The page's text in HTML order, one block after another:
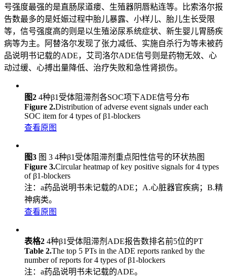
号强度最强的是直肠尿道瘘、生殖器阴唇粘连等。比索洛尔报
告数最多的是妊娠过程中胎儿暴露、小样儿、胎儿生长受限
等，信号强度高的则是以生殖泌尿系统症状、新生婴儿胃肠疾
病等为主。阿替洛尔发现了张力减低、实施自杀行为等未被药
品说明书记载的ADE，艾司洛尔ADE信号则是药物无效、心
动过缓、心搏出量降低、治疗失败和急性肾损伤。
图2 4种β1受体阻滞剂各SOC项下ADE信号分布
Figure 2.Distribution of adverse event signals under each
SOC item for 4 types of β1-blockers
查看原图
图3 图 3 4种β1受体阻滞剂重点阳性信号的环状热图
Figure 3.Circular heatmap of key positive signals for 4 types
of β1-blockers
注：a药品说明书未记载的ADE；A.心脏器官疾病；B.精
神病类。
查看原图
表格2 4种β1受体阻滞剂ADE报告数排名前5位的PT
Table 2.The top 5 PTs in the ADE reports ranked by the
number of reports for 4 types of β1-blockers
注：a药品说明书未记载的ADE。